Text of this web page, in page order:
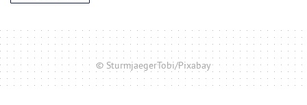
© SturmjaegerTobi/Pixabay